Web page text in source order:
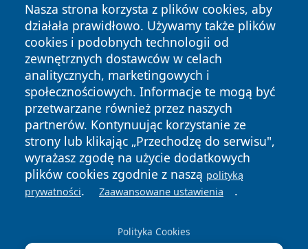
Nasza strona korzysta z plików cookies, aby
działała prawidłowo. Używamy także plików
cookies i podobnych technologii od
zewnętrznych dostawców w celach
analitycznych, marketingowych i
społecznościowych. Informacje te mogą być
przetwarzane również przez naszych
partnerów. Kontynuując korzystanie ze
strony lub klikając „Przechodzę do serwisu",
wyrażasz zgodę na użycie dodatkowych
plików cookies zgodnie z naszą polityką
prywatności. Zaawansowane ustawienia .
Polityka Cookies
Copyright © 2026 faktykrakowa.pl Wszystkie prawa
zastrzeżone.
News Autorzy
Polityka
Prywatności
Polityka
Cookies